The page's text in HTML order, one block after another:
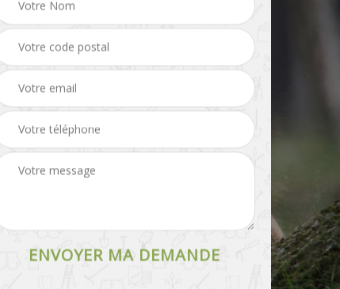
Tonte et réfection de
pelouse Pose de clôture